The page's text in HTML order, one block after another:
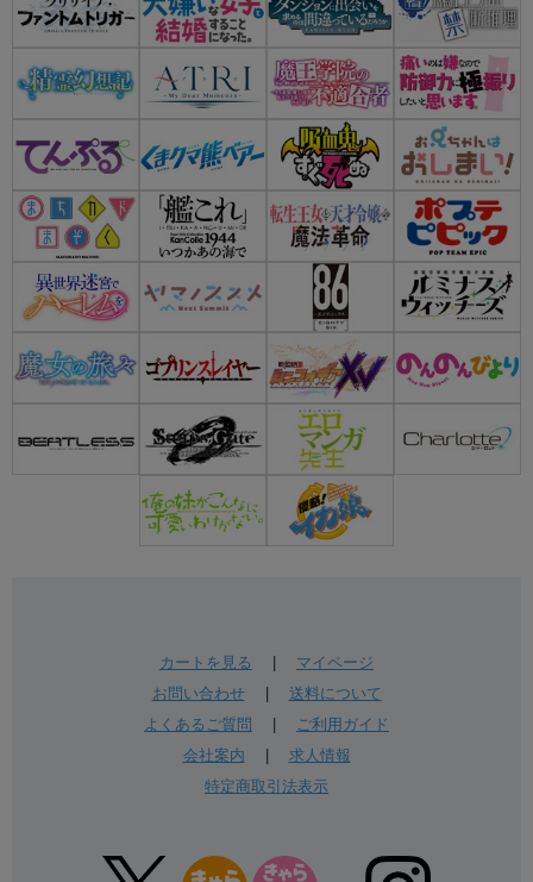
カートを見る
マイページ
お問い合わせ| 送料について
よくあるご質問
ご利用ガイド
会社案内
求人情報
特定商取引法表示